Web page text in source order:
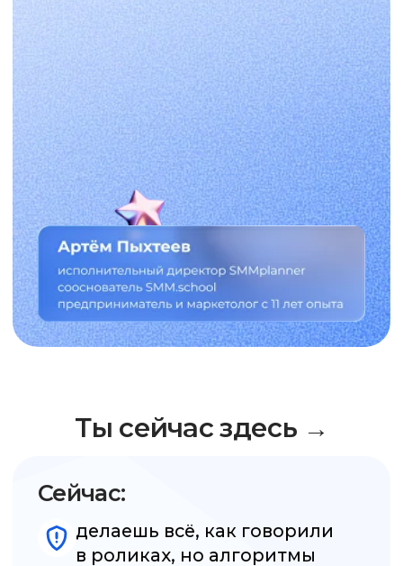
Ты сейчас здесь →
хочешь быть здесь
Ты сейчас здесь →
После обучения:
Сейчас:
делаешь всё, как говорили
в роликах, но алгоритмы
не видят твой контент
придумываешь классные
идеи, но они не залетают
контент не продаёт, а люди
не подписываются
→ А хочешь быть здесь